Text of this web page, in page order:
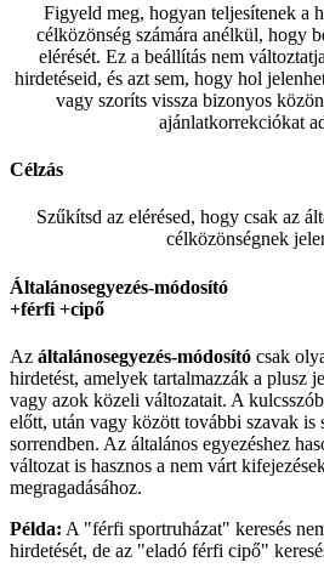
Figyeld meg, hogyan teljesítenek a
célközönség számára anélkül, hogy
elérését. Ez a beállítás nem
hirdetéseid, és azt sem, hogy hol
vagy szoríts vissza bizonyos
ajánlatkorrekciókat
Célzás
Szűkítsd az elérésed, hogy csak az
célközönségnek
Általánosegyezés-módosító
+férfi +cipő
Az általánosegyezés-módosító csak
hirdetést, amelyek tartalmazzák a plusz
vagy azok közeli változatait. A
előtt, után vagy között további szavak is
sorrendben. Az általános egyezéshez
változat is hasznos a nem várt
megragadásához.
Példa: A "férfi sportruházat" keresés
hirdetését, de az "eladó férfi cipő"